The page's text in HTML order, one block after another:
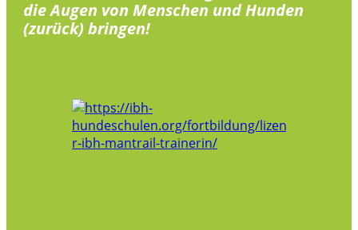
die Augen von Menschen und Hunden
(zurück) bringen!